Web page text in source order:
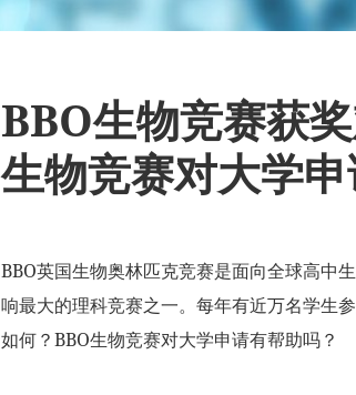
BBO生物竞赛获
生物竞赛对大学
BBO英国生物奥林匹克竞赛是面向全球高中
响最大的理科竞赛之一。每年有近万名学生
如何？BBO生物竞赛对大学申请有帮助吗？